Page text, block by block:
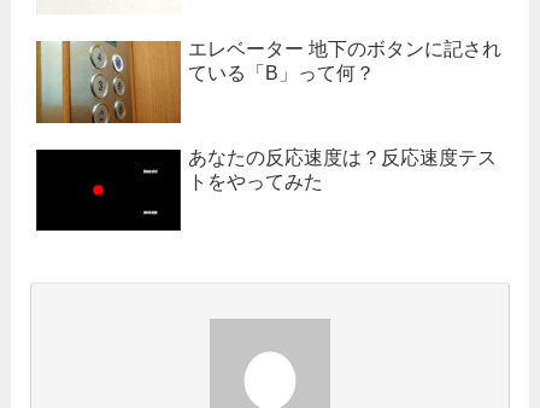
エレベーター 地下のボタンに記され
ている「B」って何？
あなたの反応速度は？反応速度テス
トをやってみた